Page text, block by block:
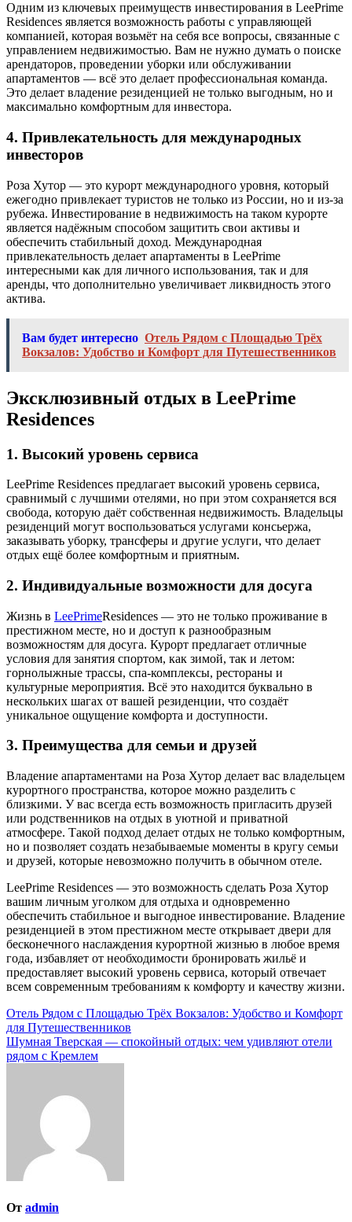
Одним из ключевых преимуществ инвестирования в LeePrime
Residences является возможность работы с управляющей
компанией, которая возьмёт на себя все вопросы, связанные с
управлением недвижимостью. Вам не нужно думать о поиске
арендаторов, проведении уборки или обслуживании
апартаментов — всё это делает профессиональная команда.
Это делает владение резиденцией не только выгодным, но и
максимально комфортным для инвестора.
4. Привлекательность для международных
инвесторов
Роза Хутор — это курорт международного уровня, который
ежегодно привлекает туристов не только из России, но и из-за
рубежа. Инвестирование в недвижимость на таком курорте
является надёжным способом защитить свои активы и
обеспечить стабильный доход. Международная
привлекательность делает апартаменты в LeePrime
интересными как для личного использования, так и для
аренды, что дополнительно увеличивает ликвидность этого
актива.
Вам будет интересно Отель Рядом с Площадью Трёх
Вокзалов: Удобство и Комфорт для Путешественников
Эксклюзивный отдых в LeePrime
Residences
1. Высокий уровень сервиса
LeePrime Residences предлагает высокий уровень сервиса,
сравнимый с лучшими отелями, но при этом сохраняется вся
свобода, которую даёт собственная недвижимость. Владельцы
резиденций могут воспользоваться услугами консьержа,
заказывать уборку, трансферы и другие услуги, что делает
отдых ещё более комфортным и приятным.
2. Индивидуальные возможности для досуга
Жизнь в LeePrimeResidences — это не только проживание в
престижном месте, но и доступ к разнообразным
возможностям для досуга. Курорт предлагает отличные
условия для занятия спортом, как зимой, так и летом:
горнолыжные трассы, спа-комплексы, рестораны и
культурные мероприятия. Всё это находится буквально в
нескольких шагах от вашей резиденции, что создаёт
уникальное ощущение комфорта и доступности.
3. Преимущества для семьи и друзей
Владение апартаментами на Роза Хутор делает вас владельцем
курортного пространства, которое можно разделить с
близкими. У вас всегда есть возможность пригласить друзей
или родственников на отдых в уютной и приватной
атмосфере. Такой подход делает отдых не только комфортным,
но и позволяет создать незабываемые моменты в кругу семьи
и друзей, которые невозможно получить в обычном отеле.
LeePrime Residences — это возможность сделать Роза Хутор
вашим личным уголком для отдыха и одновременно
обеспечить стабильное и выгодное инвестирование. Владение
резиденцией в этом престижном месте открывает двери для
бесконечного наслаждения курортной жизнью в любое время
года, избавляет от необходимости бронировать жильё и
предоставляет высокий уровень сервиса, который отвечает
всем современным требованиям к комфорту и качеству жизни.
Навигация
по
записям
Отель Рядом с Площадью Трёх Вокзалов: Удобство и Комфорт
для Путешественников
Шумная Тверская — спокойный отдых: чем удивляют отели
рядом с Кремлем
От admin